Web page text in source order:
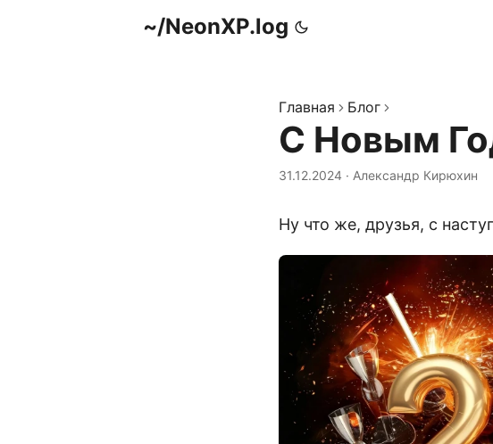
~/NeonXP.log
Главная Блог
С Новым
31.12.2024 · Александр Кирюхин
Ну что же, друзья, с